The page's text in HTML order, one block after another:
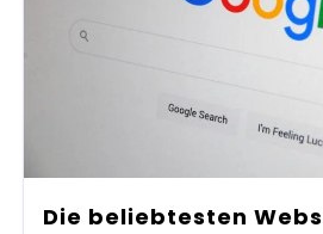
Die beliebtesten